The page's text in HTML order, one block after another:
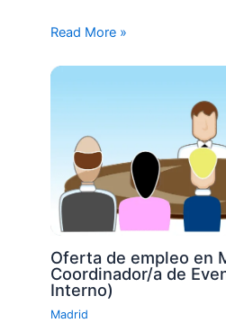
Read More »
Oferta de empleo en
Coordinador/a de
Interno)
Madrid